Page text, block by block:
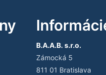
B.A.A.B. s.r.o.
Zámocká 5
811 01 Bratislava